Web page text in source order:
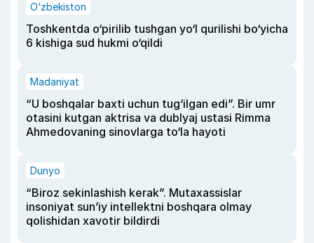
O‘zbekiston
Toshkentda o‘pirilib tushgan yo‘l qurilishi bo‘yicha
6 kishiga sud hukmi o‘qildi
Madaniyat
“U boshqalar baxti uchun tug‘ilgan edi”. Bir umr
otasini kutgan aktrisa va dublyaj ustasi Rimma
Ahmedovaning sinovlarga to‘la hayoti
Dunyo
“Biroz sekinlashish kerak”. Mutaxassislar
insoniyat sun’iy intellektni boshqara olmay
qolishidan xavotir bildirdi